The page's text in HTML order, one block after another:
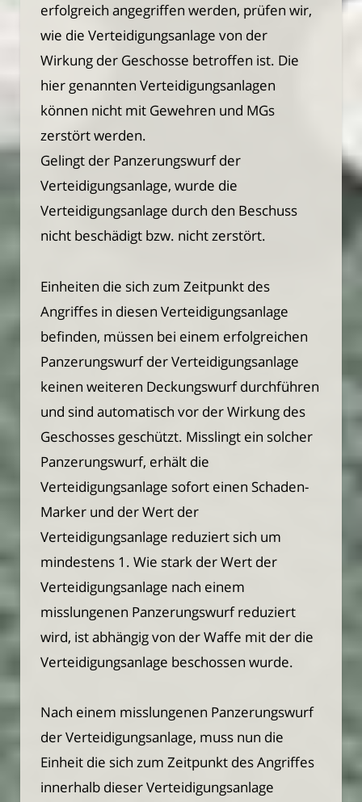
erfolgreich angegriffen werden, prüfen wir,
wie die Verteidigungsanlage von der
Wirkung der Geschosse betroffen ist. Die
hier genannten Verteidigungsanlagen
können nicht mit Gewehren und MGs
zerstört werden.
Gelingt der Panzerungswurf der
Verteidigungsanlage, wurde die
Verteidigungsanlage durch den Beschuss
nicht beschädigt bzw. nicht zerstört.
Einheiten die sich zum Zeitpunkt des
Angriffes in diesen Verteidigungsanlage
befinden, müssen bei einem erfolgreichen
Panzerungswurf der Verteidigungsanlage
keinen weiteren Deckungswurf durchführen
und sind automatisch vor der Wirkung des
Geschosses geschützt. Misslingt ein solcher
Panzerungswurf, erhält die
Verteidigungsanlage sofort einen Schaden-
Marker und der Wert der
Verteidigungsanlage reduziert sich um
mindestens 1. Wie stark der Wert der
Verteidigungsanlage nach einem
misslungenen Panzerungswurf reduziert
wird, ist abhängig von der Waffe mit der die
Verteidigungsanlage beschossen wurde.
Nach einem misslungenen Panzerungswurf
der Verteidigungsanlage, muss nun die
Einheit die sich zum Zeitpunkt des Angriffes
innerhalb dieser Verteidigungsanlage